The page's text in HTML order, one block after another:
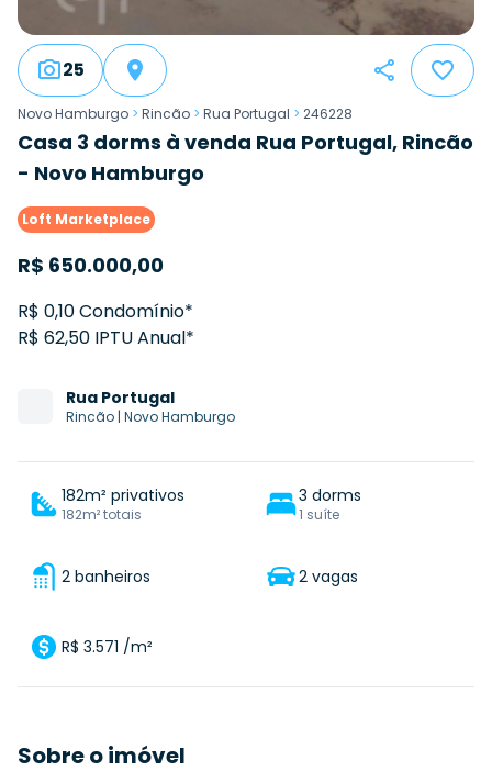
25
Novo Hamburgo > Rincão > Rua Portugal > 246228
Casa 3 dorms à venda Rua Portugal, Rincão
- Novo Hamburgo
Loft Marketplace
R$ 650.000,00
R$ 0,10 Condomínio*
R$ 62,50 IPTU Anual*
Rua Portugal
Rincão | Novo Hamburgo
182m² privativos
182m² totais
3 dorms
1 suíte
2 banheiros 2 vagas
R$ 3.571 /m²
Sobre o imóvel